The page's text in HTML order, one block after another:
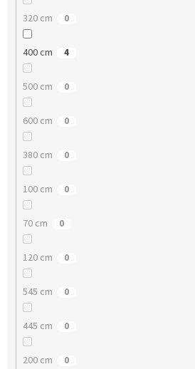
320 cm 0
400 cm 4
500 cm 0
600 cm 0
380 cm 0
100 cm 0
70 cm 0
120 cm 0
545 cm 0
445 cm 0
200 cm 0